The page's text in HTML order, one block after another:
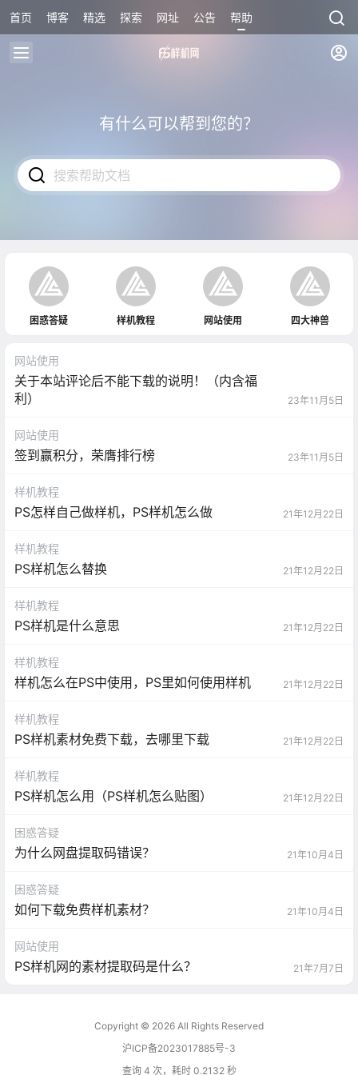
首页 博客 精选 探索 网址 公告 帮助
有什么可以帮到您的？
困惑答疑 样机教程 网站使用 四大神兽
网站使用
关于本站评论后不能下载的说明！（内含福
利）
23年11月5日
网站使用
签到赢积分，荣膺排行榜 23年11月5日
样机教程
PS怎样自己做样机，PS样机怎么做 21年12月22日
样机教程
PS样机怎么替换 21年12月22日
样机教程
PS样机是什么意思 21年12月22日
样机教程
样机怎么在PS中使用，PS里如何使用样机 21年12月22日
样机教程
PS样机素材免费下载，去哪里下载 21年12月22日
样机教程
PS样机怎么用（PS样机怎么贴图） 21年12月22日
困惑答疑
为什么网盘提取码错误？ 21年10月4日
困惑答疑
如何下载免费样机素材？ 21年10月4日
网站使用
PS样机网的素材提取码是什么？ 21年7月7日
Copyright © 2026 All Rights Reserved
沪ICP备2023017885号-3
查询 4 次，耗时 0.2132 秒